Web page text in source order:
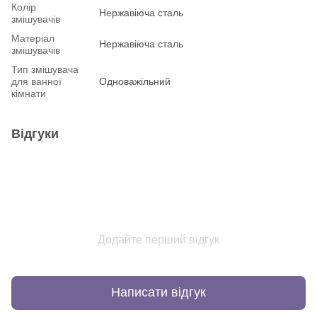
Колір
змішувачів
Нержавіюча сталь
Матеріал
змішувачів
Нержавіюча сталь
Тип змішувача
для ванної
кімнати
Одноважільний
Відгуки
Додайте перший відгук
Написати відгук